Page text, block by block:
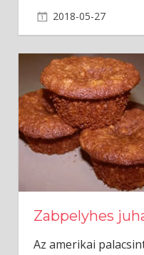
2018-05-27
Zabpelyhes
Az amerikai